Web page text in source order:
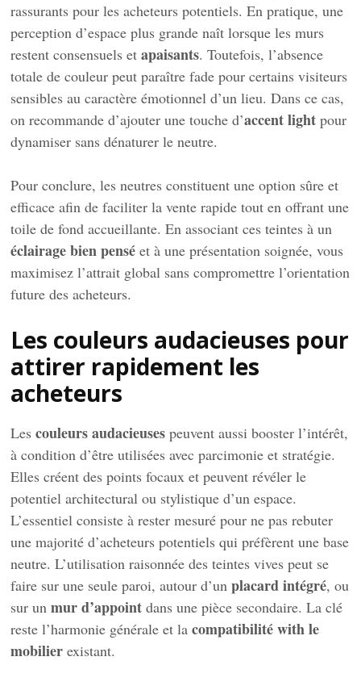
rassurants pour les acheteurs potentiels. En pratique, une
perception d’espace plus grande naît lorsque les murs
restent consensuels etapaisants. Toutefois, l’absence
totale de couleur peut paraître fade pour certains visiteurs
sensibles au caractère émotionnel d’un lieu. Dans ce cas,
on recommande d’ajouter une touche d’accent light pour
dynamiser sans dénaturer le neutre.
Pour conclure, les neutres constituent une option sûre et
efficace afin de faciliter la vente rapide tout en offrant une
toile de fond accueillante. En associant ces teintes à un
éclairage bien pensé et à une présentation soignée, vous
maximisez l’attrait global sans compromettre l’orientation
future des acheteurs.
Les couleurs audacieuses pour
attirer rapidement les
acheteurs
Lescouleurs audacieuses peuvent aussi booster l’intérêt,
à condition d’être utilisées avec parcimonie et stratégie.
Elles créent des points focaux et peuvent révéler le
potentiel architectural ou stylistique d’un espace.
L’essentiel consiste à rester mesuré pour ne pas rebuter
une majorité d’acheteurs potentiels qui préfèrent une base
neutre. L’utilisation raisonnée des teintes vives peut se
faire sur une seule paroi, autour d’unplacard intégré, ou
sur unmur d’appoint dans une pièce secondaire. La clé
reste l’harmonie générale et lacompatibilité with le
mobilier existant.